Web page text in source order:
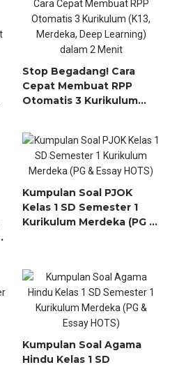
Stop Begadang! Cara
Cepat Membuat RPP
Otomatis 3 Kurikulum
Learning) dalam 2 Menit
Kumpulan Soal PJOK
Kelas 1 SD Semester 1
Kurikulum Merdeka (PG &
Kumpulan Soal Agama
Hindu Kelas 1 SD